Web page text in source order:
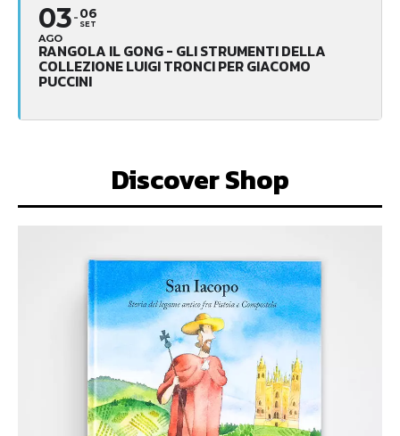
03
AGO
06
SET
RANGOLA IL GONG - GLI STRUMENTI DELLA
COLLEZIONE LUIGI TRONCI PER GIACOMO
PUCCINI
Discover Shop